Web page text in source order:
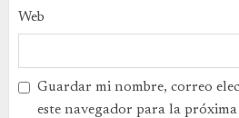
Web
Guardar mi nombre, correo
este navegador para la